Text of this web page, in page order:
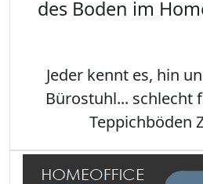
des Boden im
Jeder kennt es, hin
Bürostuhl... schlecht
Teppichböden